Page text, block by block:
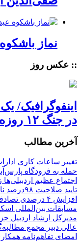
نماز
:: عکس روز
اینفوگرافیک/
در جنگ ۱۲ روزه به باد رفت
آخرین مطالب
تغییر ساعات کاری
حمله به فرودگاه
اجتماع عظیم اردبیلی‌ها
تایید صلاحیت ۹۸درصد نامزدهای شوراهای روستای اردبیل
افزایش ۴ درصدی تصادفات فوتی در جاده‌های اردبیل
مسابقات بین‌المللی
مدیرکل ارشاد اردبیل
عالی دبیر مجمع
امضای تفاهم‌نامه